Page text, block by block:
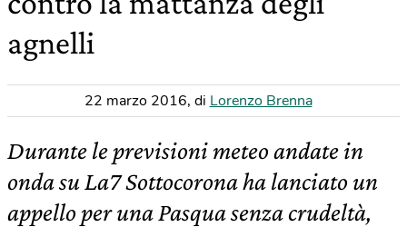
agnelli
22 marzo 2016, di Lorenzo Brenna
Durante le previsioni meteo andate in
onda su La7 Sottocorona ha lanciato un
appello per una Pasqua senza crudeltà,